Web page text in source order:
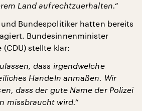
Land aufrechtzuerhalten.“
Bundespolitiker hatten bereits
Bundesinnenminister
(CDU) stellte klar:
dass irgendwelche
Handeln anmaßen. Wir
dass der gute Name der Polizei
missbraucht wird.“